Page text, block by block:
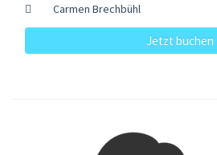
Carmen Brechbühl
Jetzt buchen